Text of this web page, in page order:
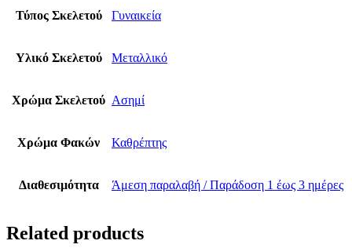
Τύπος Σκελετού Γυναικεία
Υλικό Σκελετού Μεταλλικό
Χρώμα Σκελετού Ασημί
Χρώμα Φακών Καθρέπτης
Διαθεσιμότητα Άμεση παραλαβή / Παράδoση 1 έως 3 ημέρες
Related products